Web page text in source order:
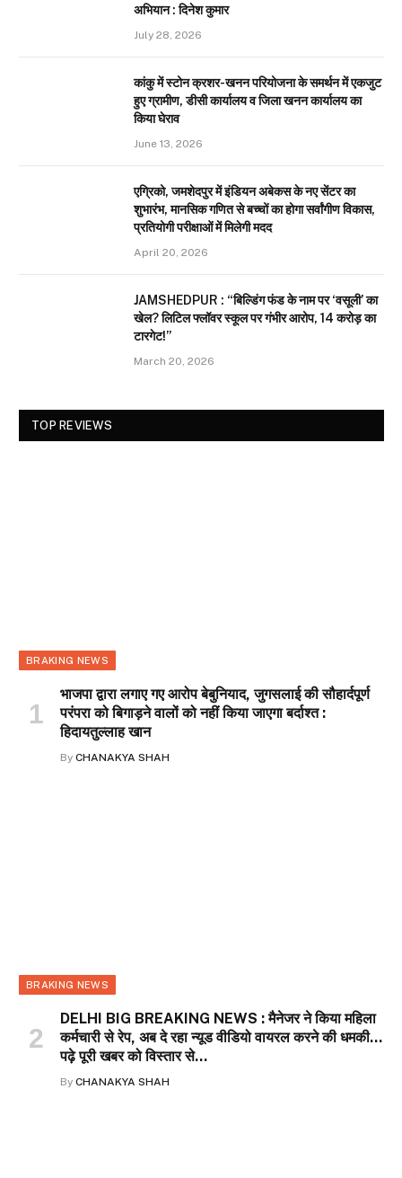
अभियान : दिनेश कुमार
July 28, 2026
कांकु में स्टोन क्रशर-खनन परियोजना के समर्थन में एकजुट
हुए ग्रामीण, डीसी कार्यालय व जिला खनन कार्यालय का
किया घेराव
June 13, 2026
एग्रिको, जमशेदपुर में इंडियन अबेकस के नए सेंटर का
शुभारंभ, मानसिक गणित से बच्चों का होगा सर्वांगीण विकास,
प्रतियोगी परीक्षाओं में मिलेगी मदद
April 20, 2026
JAMSHEDPUR : “बिल्डिंग फंड के नाम पर ‘वसूली’ का
खेल? लिटिल फ्लॉवर स्कूल पर गंभीर आरोप, 14 करोड़ का
टारगेट!”
March 20, 2026
TOP REVIEWS
BRAKING NEWS
भाजपा द्वारा लगाए गए आरोप बेबुनियाद, जुगसलाई की सौहार्दपूर्ण
परंपरा को बिगाड़ने वालों को नहीं किया जाएगा बर्दाश्त :
हिदायतुल्लाह खान
By CHANAKYA SHAH
BRAKING NEWS
DELHI BIG BREAKING NEWS : मैनेजर ने किया महिला
कर्मचारी से रेप, अब दे रहा न्यूड वीडियो वायरल करने की धमकी…
पढ़े पूरी खबर को विस्तार से…
By CHANAKYA SHAH